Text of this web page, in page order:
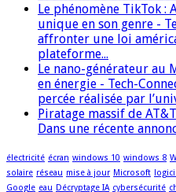
Le phénomène TikTok :
unique en son genre -
affronter une loi
plateforme...
Le nano-générateur au
en énergie - Tech-
percée réalisée par
Piratage massif de
Dans une récente
électricité écran windows 10 windows 8
solaire réseau mise à jour Microsoft
Google eau Décryptage IA cybersécurité